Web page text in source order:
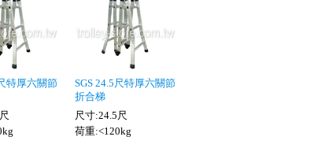
特厚六關節
SGS 24.5尺特厚六關節
折合梯
尺寸:24.5尺
荷重:<120kg